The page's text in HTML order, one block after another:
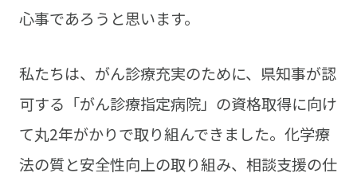
心事であろうと思います。
私たちは、がん診療充実のために、県知事が認
可する「がん診療指定病院」の資格取得に向け
て丸2年がかりで取り組んできました。化学療
法の質と安全性向上の取り組み、相談支援の仕